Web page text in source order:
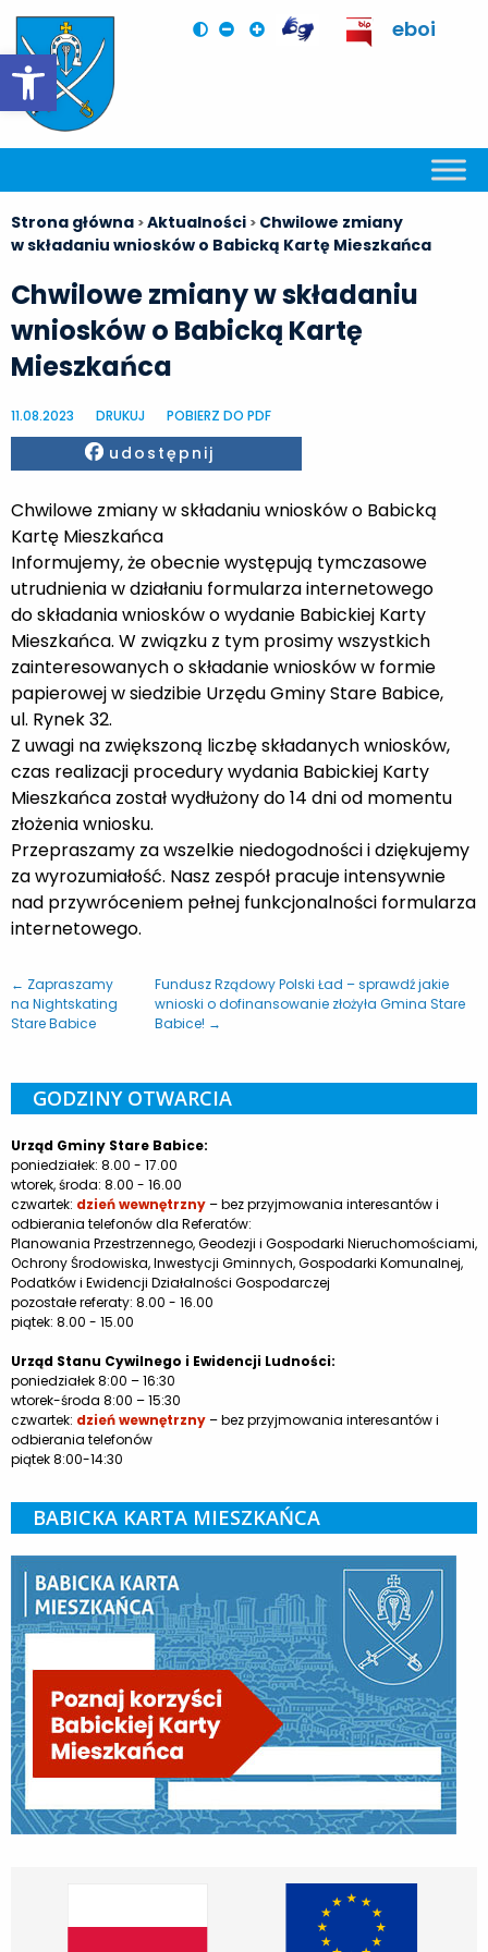
Otwórz pasek narzędzi
eboi
Strona główna >Aktualności > Chwilowe zmiany
w składaniu wniosków o Babicką Kartę Mieszkańca
Chwilowe zmiany w składaniu
wniosków o Babicką Kartę
Mieszkańca
11.08.2023 DRUKUJ POBIERZ DO PDF
Facebook
udostępnij
Chwilowe zmiany w składaniu wniosków o Babicką
Kartę Mieszkańca
Informujemy, że obecnie występują tymczasowe
utrudnienia w działaniu formularza internetowego
do składania wniosków o wydanie Babickiej Karty
Mieszkańca. W związku z tym prosimy wszystkich
zainteresowanych o składanie wniosków w formie
papierowej w siedzibie Urzędu Gminy Stare Babice,
ul. Rynek 32.
Z uwagi na zwiększoną liczbę składanych wniosków,
czas realizacji procedury wydania Babickiej Karty
Mieszkańca został wydłużony do 14 dni od momentu
złożenia wniosku.
Przepraszamy za wszelkie niedogodności i dziękujemy
za wyrozumiałość. Nasz zespół pracuje intensywnie
nad przywróceniem pełnej funkcjonalności formularza
internetowego.
← Zapraszamy
na Nightskating
Stare Babice
Fundusz Rządowy Polski Ład – sprawdź jakie
wnioski o dofinansowanie złożyła Gmina Stare
Babice! →
GODZINY OTWARCIA
Urząd Gminy Stare Babice:
poniedziałek: 8.00 - 17.00
wtorek, środa: 8.00 - 16.00
czwartek: dzień wewnętrzny– bez przyjmowania interesantów i
odbierania telefonów dla Referatów:
Planowania Przestrzennego, Geodezji i Gospodarki Nieruchomościami,
Ochrony Środowiska, Inwestycji Gminnych, Gospodarki Komunalnej,
Podatków i Ewidencji Działalności Gospodarczej
pozostałe referaty: 8.00 - 16.00
piątek: 8.00 - 15.00
Urząd Stanu Cywilnego i Ewidencji Ludności:
poniedziałek 8:00 – 16:30
wtorek-środa 8:00 – 15:30
czwartek: dzień wewnętrzny– bez przyjmowania interesantów i
odbierania telefonów
piątek 8:00-14:30
BABICKA KARTA MIESZKAŃCA